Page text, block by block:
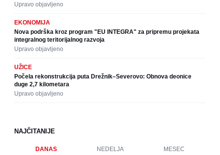
Upravo objavljeno
EKONOMIJA
Nova podrška kroz program "EU INTEGRA" za pripremu projekata
integralnog teritorijalnog razvoja
Upravo objavljeno
UŽICE
Počela rekonstrukcija puta Drežnik–Severovo: Obnova deonice
duge 2,7 kilometara
Upravo objavljeno
NAJČITANIJE
DANAS NEDELJA MESEC